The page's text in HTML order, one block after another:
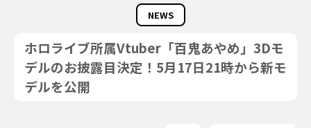
NEWS
ホロライブ所属Vtuber「百鬼あやめ」3Dモ
デルのお披露目決定！5月17日21時から新モ
デルを公開